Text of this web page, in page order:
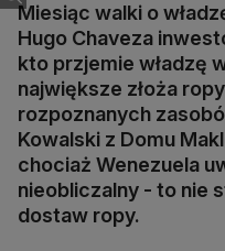
Miesiąc walki o
Hugo Chaveza
kto przjemie władzę
największe złoża
rozpoznanych
Kowalski z Domu
chociaż Wenezuela
nieobliczalny - to nie
dostaw ropy.